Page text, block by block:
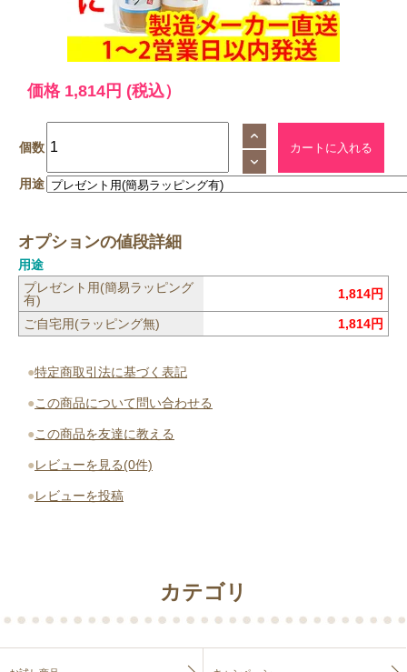
価格 1,814円 (税込）
個数
用途
オプションの値段詳細
用途
プレゼント用(簡易ラッピング
有)
1,814円
ご自宅用(ラッピング無) 1,814円
●特定商取引法に基づく表記
●この商品について問い合わせる
●この商品を友達に教える
●レビューを見る(0件)
●レビューを投稿
カテゴリ